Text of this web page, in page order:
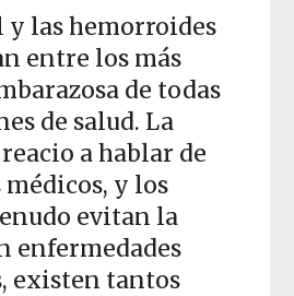
y las hemorroides
entre los más
de todas
de salud. La
a hablar de
médicos, y los
evitan la
enfermedades
existen tantos